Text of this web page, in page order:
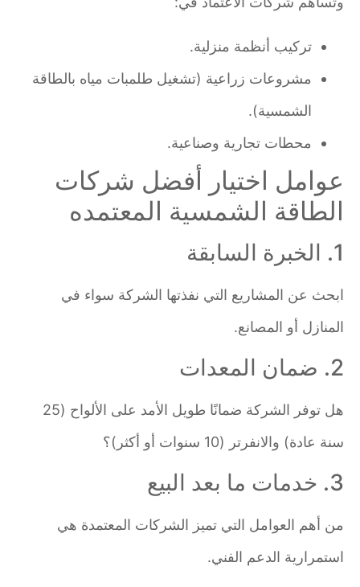
تركيب أنظمة منزلية.
مشروعات زراعية (تشغيل طلمبات مياه بالطاقة
الشمسية).
محطات تجارية وصناعية.
عوامل اختيار أفضل شركات
الطاقة الشمسية المعتمده
ابحث عن المشاريع التي نفذتها الشركة سواء في
المنازل أو المصانع.
هل توفر الشركة ضمانًا طويل الأمد على الألواح (25
سنة عادة) والانفرتر (10 سنوات أو أكثر)؟
من أهم العوامل التي تميز الشركات المعتمدة هي
استمرارية الدعم الفني.